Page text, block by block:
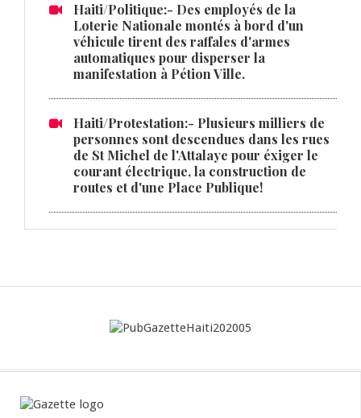
Haiti/Politique:- Des employés de la
Loterie Nationale montés à bord d'un
véhicule tirent des raffales d'armes
automatiques pour disperser la
manifestation à Pétion Ville.
Haiti/Protestation:- Plusieurs milliers de
personnes sont descendues dans les rues
de St Michel de l'Attalaye pour éxiger le
courant électrique, la construction de
routes et d'une Place Publique!